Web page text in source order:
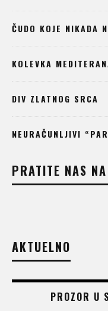
ČUDO KOJE NIKADA
KOLEVKA
DIV ZLATNOG SRCA
NEURAČUNLJIVI
PRATITE NAS
AKTUELNO
PROZOR U